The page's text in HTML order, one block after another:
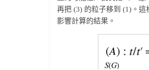
再把 (3) 的粒子移到 (1)。
影響計算的結果。